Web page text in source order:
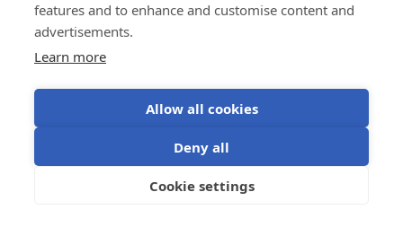
features and to enhance and customise content and
advertisements.
Learn more
Allow all cookies
Deny all
Cookie settings
Začetek
Victron Energy
To je Victron